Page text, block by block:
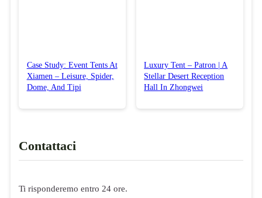
Case Study: Event Tents At
Xiamen – Leisure, Spider,
Dome, And Tipi
Luxury Tent – Patron | A
Stellar Desert Reception
Hall In Zhongwei
Contattaci
Ti risponderemo entro 24 ore.